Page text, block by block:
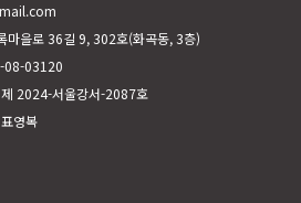
마을로 36길 9, 302호(화곡동, 3층)
08-03120
2024-서울강서-2087호
영복